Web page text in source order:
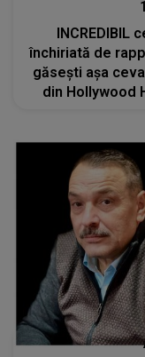
INCREDIBIL
închiriată de
găsești așa
din Hollywood